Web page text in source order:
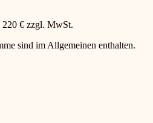
220 € zzgl. MwSt.
sind im Allgemeinen enthalten.